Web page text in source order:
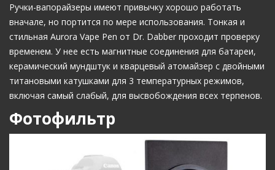
Ручки-вапорайзеры имеют привычку хорошо работать
вначале, но портится по мере использования. Тонкая и
стильная Aurora Vape Pen от Dr. Dabber проходит проверку
временем. У нее есть магнитные соединения для батареи,
керамический мундштук и кварцевый атомайзер с двойными
титановыми катушками для 3 температурных режимов,
включая самый слабый, для высвобождения всех терпенов.
Фотофильтр